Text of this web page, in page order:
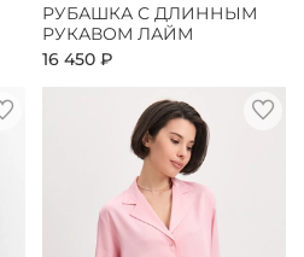
РУБАШКА С ДЛИННЫМ
РУКАВОМ ЛАЙМ
16 450 ₽